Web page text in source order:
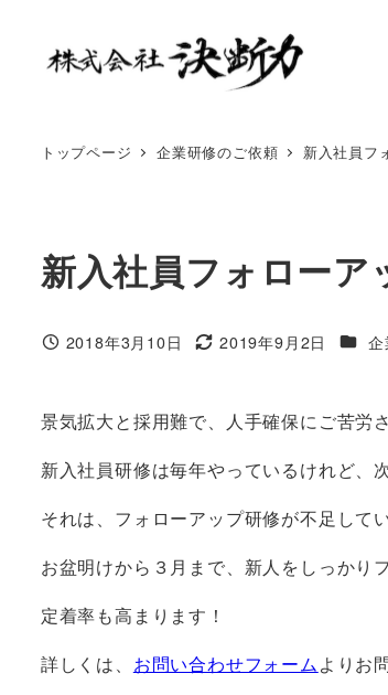
トップページ 企業研修のご依頼 新入社員フ
新入社員フォローア
2018年3月10日 2019年9月2日
景気拡大と採用難で、人手確保にご苦労
新入社員研修は毎年やっているけれど、
それは、フォローアップ研修が不足して
お盆明けから３月まで、新人をしっかり
定着率も高まります！
詳しくは、 お問い合わせフォーム よりお